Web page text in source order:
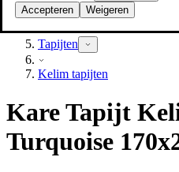
Accepteren
Weigeren
Textiel
Tapijten
Kelim tapijten
Kare Tapijt
Turquoise